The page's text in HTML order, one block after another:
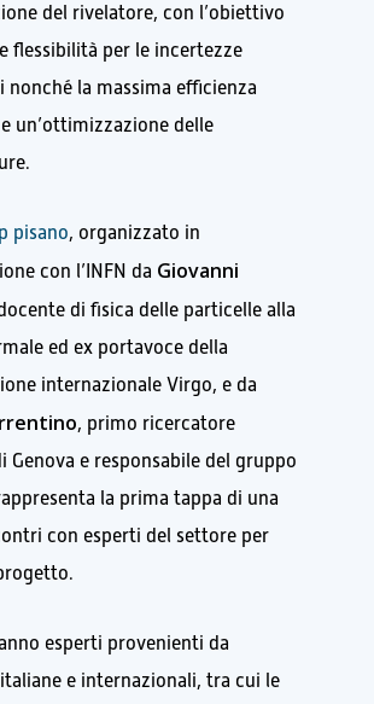
del rivelatore, con l’obiettivo
flessibilità per le incertezze
nonché la massima efficienza
un’ottimizzazione delle
pisano, organizzato in
con l’INFN da Giovanni
di fisica delle particelle alla
ed ex portavoce della
internazionale Virgo, e da
, primo ricercatore
Genova e responsabile del gruppo
la prima tappa di una
con esperti del settore per
esperti provenienti da
e internazionali, tra cui le